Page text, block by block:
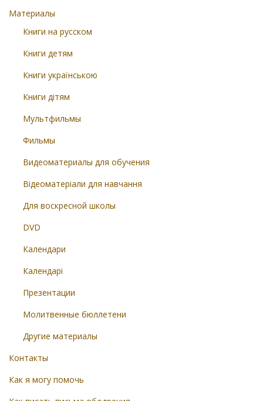
Материалы
Книги на русском
Книги детям
Книги українською
Книги дітям
Мультфильмы
Фильмы
Видеоматериалы для обучения
Відеоматеріали для навчання
Для воскресной школы
DVD
Календари
Календарі
Презентации
Молитвенные бюллетени
Другие материалы
Контакты
Как я могу помочь